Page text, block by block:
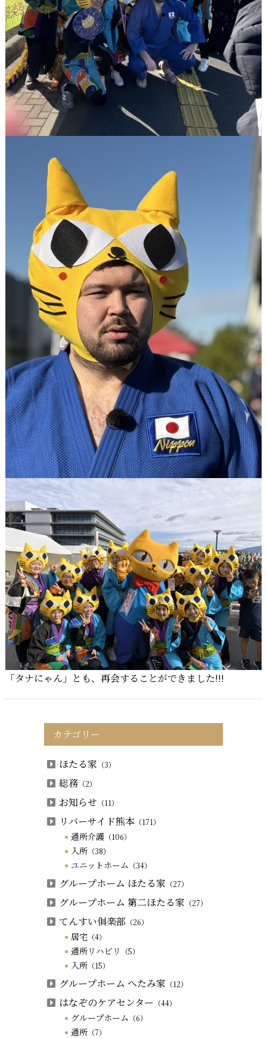
「タナにゃん」とも、再会することができました!!!
カテゴリー
ほたる家 （3）
総務（2）
お知らせ （11）
リバーサイド熊本（171）
通所介護（106）
入所（38）
ユニットホーム （34）
グループホーム ほたる家 （27）
グループホーム 第二ほたる家 （27）
てんすい俱楽部 （26）
居宅（4）
通所リハビリ （5）
入所（15）
グループホーム へたみ家 （12）
はなぞのケアセンター （44）
グループホーム （6）
通所（7）